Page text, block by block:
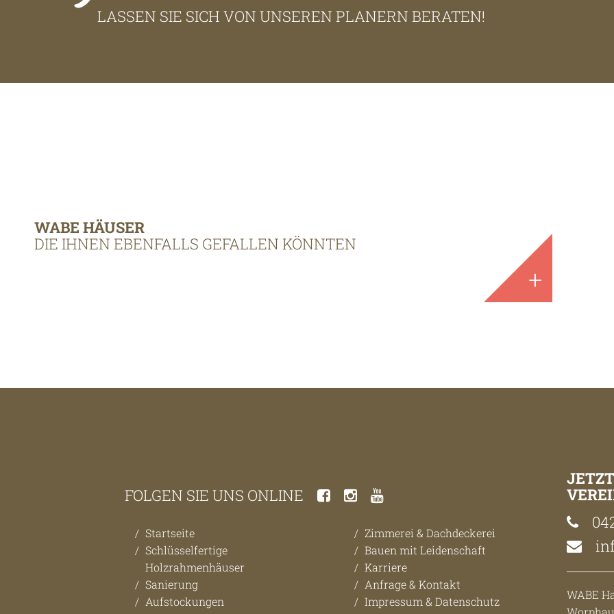
LASSEN SIE SICH VON UNSEREN PLANERN BERATEN!
WABE HÄUSER
DIE IHNEN EBENFALLS GEFALLEN KÖNNTEN
+
WABE
FOLGEN SIE UNS ONLINE
Startseite
Schlüsselfertige
Holzrahmenhäuser
Sanierung
Aufstockungen
Zimmerei & Dachdeckerei
Bauen mit Leidenschaft
Karriere
Anfrage & Kontakt
Impressum & Datenschutz